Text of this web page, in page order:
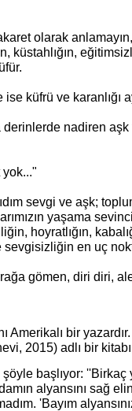
olarak
küstahlığın,
küfrü ve karanlığı
nadiren aşk
sevgi ve aşk;
yaşama
hoyratlığın,
en uç
gömen, diri diri,
bir yazardır.
2015) adlı bir
başlıyor: ''Birkaç
alyansını sağ
'Bayım